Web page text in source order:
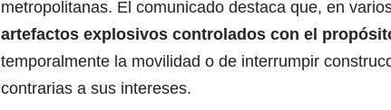
metropolitanas. El comunicado destaca que, en
artefactos explosivos controlados con el
temporalmente la movilidad o de interrumpir
contrarias a sus intereses.